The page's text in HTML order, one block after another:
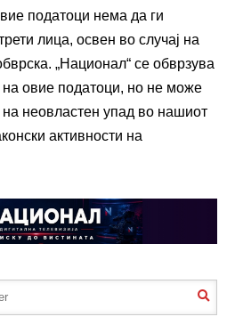
податоци нема да ги
лица, освен во случај на
„Национал“ се обврзува
на овие податоци, но не може
на неовластен упад во нашиот
активности на